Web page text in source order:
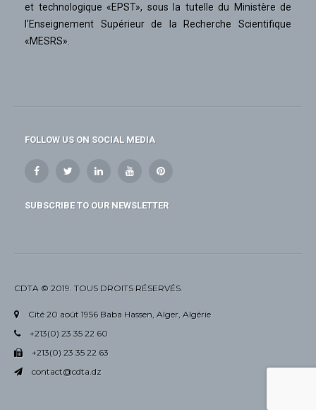
et technologique «EPST», sous la tutelle du Ministère de
l'Enseignement Supérieur de la Recherche Scientifique
«MESRS».
FOLLOW US ON SOCIAL MEDIA
SUBSCRIBE TO OUR NEWSLETTER
CDTA © 2019. TOUS DROITS RÉSERVÉS.
Cité 20 août 1956 Baba Hassen, Alger, Algérie
+213(0) 23 35 22 60
+213(0) 23 35 22 63
contact@cdta.dz